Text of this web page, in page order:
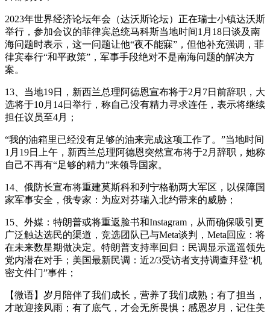
2023年世界经济论坛年会（达沃斯论坛）正在瑞士小镇达沃斯
举行，参加会议的菲律宾总统马科斯当地时间1月18日谈及南
海问题时表示，这一问题让他“夜不能寐”，但他补充强调，菲
律宾奉行“和平政策”，军事手段绝对不是南海问题的解决方
案。
13、当地19日，新西兰总理阿德恩宣布将于2月7日前辞职，大
选将于10月14日举行，称自己没有精力寻求连任，表示将继续
担任议员至4月；
“我的油箱里已经没有足够的油来完成这项工作了。”当地时间
1月19日上午，新西兰总理阿德恩突然宣布将于2月辞职，她称
自己不再有“足够的精力”来领导国家。
14、俄防长宣布将重建莫斯科和列宁格勒两大军区，以保障国
家军事安全，俄专家：为应对芬瑞入北约带来的威胁；
15、外媒：特朗普或将重返脸书和Instagram，从而确保吸引更
广泛触达选民的渠道，竞选团队已与Meta谈判，Meta回应：将
在未来数星期做决定。特朗普支持率回归：民调显示遥遥领先
党内潜在对手；美国最新民调：近2/3受访者支持调查拜登“机
密文件门”事件；
【微语】岁月陪伴了我们成长，营养了我们成熟；有了担当，
才敢迎接风雨；有了底气，才会无所畏惧；感恩岁月，记住美